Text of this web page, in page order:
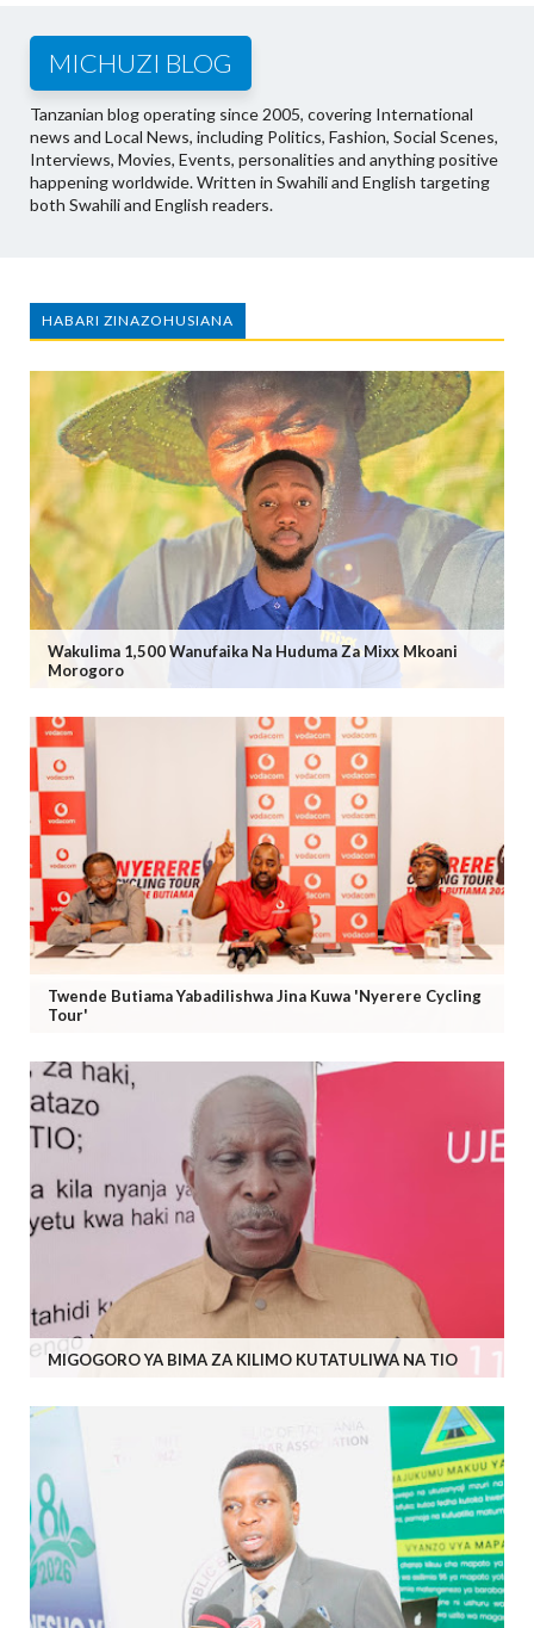
MICHUZI BLOG
Tanzanian blog operating since 2005, covering International
news and Local News, including Politics, Fashion, Social Scenes,
Interviews, Movies, Events, personalities and anything positive
happening worldwide. Written in Swahili and English targeting
both Swahili and English readers.
HABARI ZINAZOHUSIANA
Wakulima 1,500 Wanufaika Na Huduma Za Mixx Mkoani
Morogoro
Twende Butiama Yabadilishwa Jina Kuwa 'Nyerere Cycling
Tour'
MIGOGORO YA BIMA ZA KILIMO KUTATULIWA NA TIO